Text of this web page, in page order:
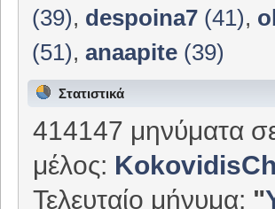
(39), despoina7 (41),
(51),anaapite (39)
Στατιστικά
414147 μηνύματα
μέλος:
Τελευταίο μήνυμα: "